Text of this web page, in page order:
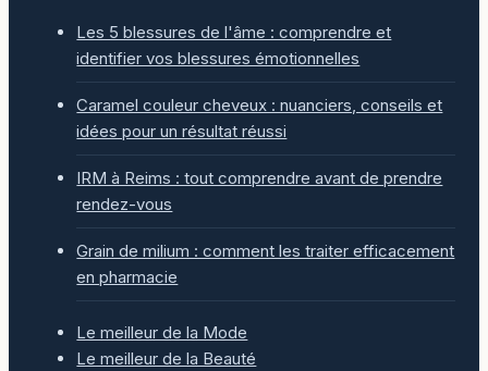
Les 5 blessures de l'âme : comprendre et
identifier vos blessures émotionnelles
Caramel couleur cheveux : nuanciers, conseils et
idées pour un résultat réussi
IRM à Reims : tout comprendre avant de prendre
rendez-vous
Grain de milium : comment les traiter efficacement
en pharmacie
Le meilleur de la Mode
Le meilleur de la Beauté